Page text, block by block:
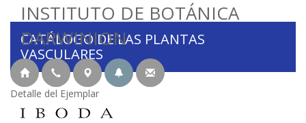
INSTITUTO DE BOTÁNICA
DARWINION
CATÁLOGO DE LAS PLANTAS
VASCULARES
Detalle del Ejemplar